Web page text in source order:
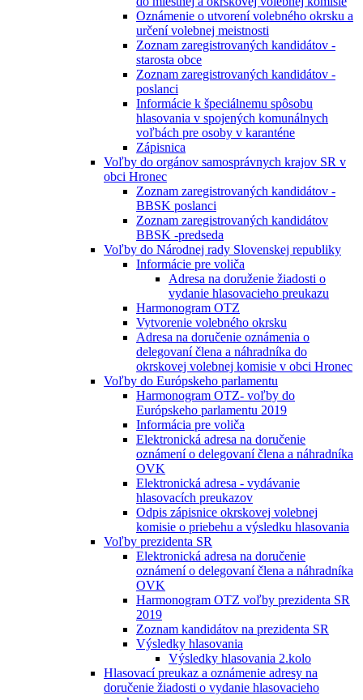
Oznámenie o utvorení volebného okrsku a
určení volebnej meistnosti
Zoznam zaregistrovaných kandidátov -
starosta obce
Zoznam zaregistrovaných kandidátov -
poslanci
Informácie k špeciálnemu spôsobu
hlasovania v spojených komunálnych
voľbách pre osoby v karanténe
Zápisnica
Voľby do orgánov samosprávnych krajov SR v
obci Hronec
Zoznam zaregistrovaných kandidátov -
BBSK poslanci
Zoznam zaregistrovaných kandidátov
BBSK -predseda
Voľby do Národnej rady Slovenskej republiky
Informácie pre voliča
Adresa na doruženie žiadosti o
vydanie hlasovacieho preukazu
Harmonogram OTZ
Vytvorenie volebného okrsku
Adresa na doručenie oznámenia o
delegovaní člena a náhradníka do
okrskovej volebnej komisie v obci Hronec
Voľby do Európskeho parlamentu
Harmonogram OTZ- voľby do
Európskeho parlamentu 2019
Informácia pre voliča
Elektronická adresa na doručenie
oznámení o delegovaní člena a náhradníka
OVK
Elektronická adresa - vydávanie
hlasovacích preukazov
Odpis zápisnice okrskovej volebnej
komisie o priebehu a výsledku hlasovania
Voľby prezidenta SR
Elektronická adresa na doručenie
oznámení o delegovaní člena a náhradníka
OVK
Harmonogram OTZ voľby prezidenta SR
2019
Zoznam kandidátov na prezidenta SR
Výsledky hlasovania
Výsledky hlasovania 2.kolo
Hlasovací preukaz a oznámenie adresy na
doručenie žiadosti o vydanie hlasovacieho